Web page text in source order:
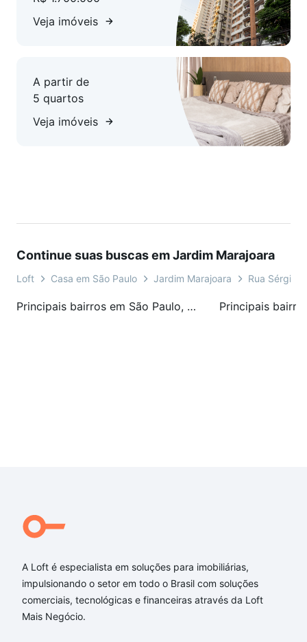
Veja imóveis
A partir de
5 quartos
Veja imóveis
Continue suas buscas em Jardim Marajoara
Loft Casa em São Paulo Jardim Marajoara Rua Sérgio
Principais bairros em São Paulo, SP
A Loft é especialista em soluções para imobiliárias,
impulsionando o setor em todo o Brasil com soluções
comerciais, tecnológicas e financeiras através da Loft
Mais Negócio.